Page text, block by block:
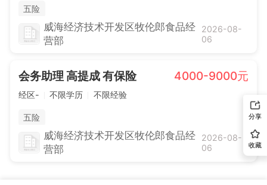
五险
威海经济技术开发区牧伦郎食品经
营部
2026-08-
06
会务助理 高提成 有保险 4000-9000元
经区- 不限学历 不限经验
五险
威海经济技术开发区牧伦郎食品经
营部
2026-08-
06
分享
收藏